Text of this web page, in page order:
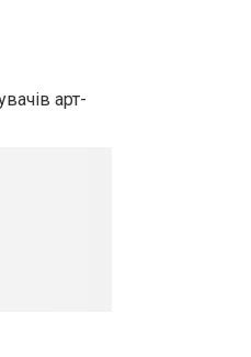
арт-